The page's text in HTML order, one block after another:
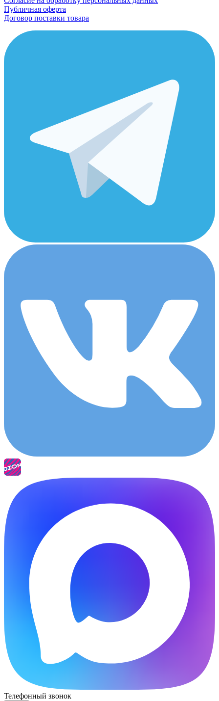
Публичная оферта
Договор поставки товара
Телефонный звонок